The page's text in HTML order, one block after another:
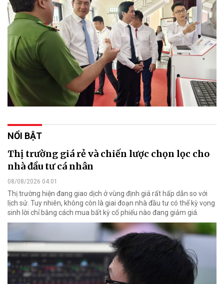
NỔI BẬT
Thị trường giá rẻ và chiến lược chọn lọc cho
nhà đầu tư cá nhân
08/08/2026 04:01
Thị trường hiện đang giao dịch ở vùng định giá rất hấp dẫn so với
lịch sử. Tuy nhiên, không còn là giai đoạn nhà đầu tư có thể kỳ vọng
sinh lời chỉ bằng cách mua bất kỳ cổ phiếu nào đang giảm giá.